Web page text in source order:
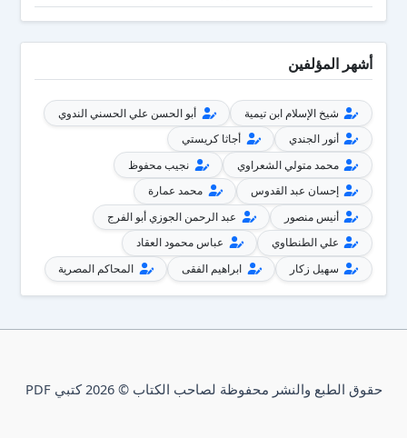
أشهر المؤلفين
شيخ الإسلام ابن تيمية
أبو الحسن علي الحسني الندوي
أنور الجندي
أجاثا كريستي
محمد متولي الشعراوي
نجيب محفوظ
إحسان عبد القدوس
محمد عمارة
أنيس منصور
عبد الرحمن الجوزي أبو الفرج
علي الطنطاوي
عباس محمود العقاد
سهيل زكار
ابراهيم الفقى المحاكم المصرية
حقوق الطبع والنشر محفوظة لصاحب الكتاب © 2026 كتبي PDF